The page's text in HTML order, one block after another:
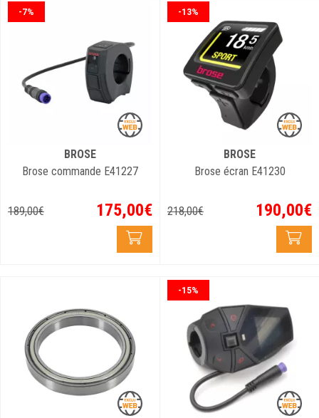
-7%
BROSE
Brose commande E41227
189,00€ 175,00€
-13%
BROSE
Brose écran E41230
218,00€ 190,00€
-15%